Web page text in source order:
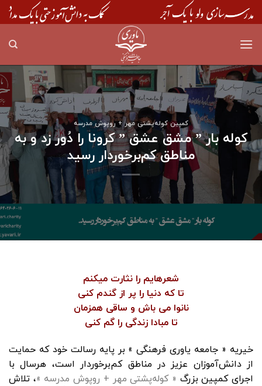
Skip
to
کمپین کوله‌پشتی مهر + روپوش مدرسه
کوله بار ” مشق عشق ” کرونا را دُور زد و به
مناطق کم‌برخوردار رسید
شعرهایم را نثارت میکنم
تا که دنیا را پر از گندم کنی
نانوا می باش و ساقی همزمان
تا مبادا زندگی را گم کنی
خیریه « جامعه یاوری فرهنگی » بر پایه رسالت خود که حمایت
از دانش‌آموزان عزیز در مناطق کم‌برخوردار است، هرسال با
اجرای کمپین بزرگ « کوله‌پشتی مهر + روپوش مدرسه »، تلاش